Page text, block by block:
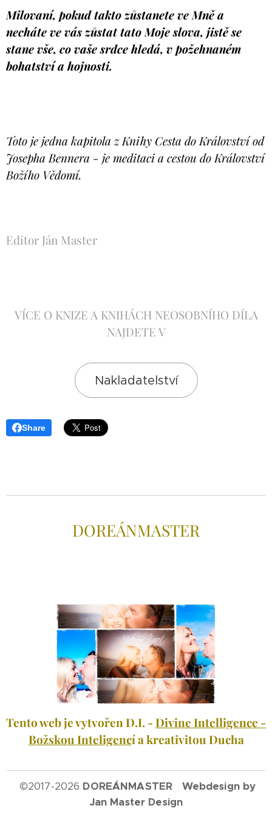
Milovaní, pokud takto zůstanete ve Mně a
necháte ve vás zůstat tato Moje slova, jistě se
stane vše, co vaše srdce hledá, v požehnaném
bohatství a hojnosti.
Toto je jedna kapitola z Knihy Cesta do Království od
Josepha Bennera - je meditaci a cestou do Království
Božího Vědomí.
Editor Ján Master
VÍCE O KNIZE A KNIHÁCH NEOSOBNÍHO DÍLA
NAJDETE V
Nakladatelství
Share
DOREÁNMASTER
Tento web je vytvořen D.I. -Divine Intelligence -
Božskou Inteligencí a kreativitou Ducha
©2017-2026 DOREÁNMASTER Webdesign by
Jan Master Design